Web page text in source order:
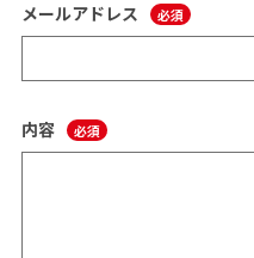
メールアドレス
内容